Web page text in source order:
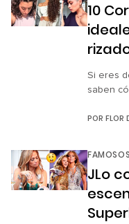
junio. El
10
Si eres
saben
cabello
POR FLOR
FAMOSOS
JLo